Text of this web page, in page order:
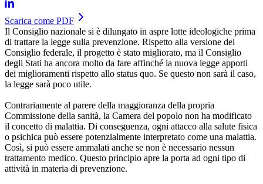
Scarica come PDF
Il Consiglio nazionale si è dilungato in aspre lotte ideologiche prima
di trattare la legge sulla prevenzione. Rispetto alla versione del
Consiglio federale, il progetto è stato migliorato, ma il Consiglio
degli Stati ha ancora molto da fare affinché la nuova legge apporti
dei miglioramenti rispetto allo status quo. Se questo non sarà il caso,
la legge sarà poco utile.
Contrariamente al parere della maggioranza della propria
Commissione della sanità, la Camera del popolo non ha modificato
il concetto di malattia. Di conseguenza, ogni attacco alla salute fisica
o psichica può essere potenzialmente interpretato come una malattia.
Così, si può essere ammalati anche se non è necessario nessun
trattamento medico. Questo principio apre la porta ad ogni tipo di
attività in materia di prevenzione.